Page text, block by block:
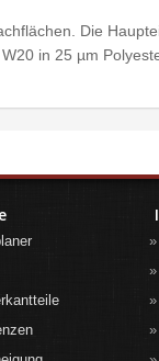
Die
in 25 µm